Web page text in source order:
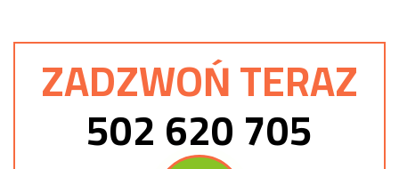
ZADZWOŃ TERAZ
502 620 705